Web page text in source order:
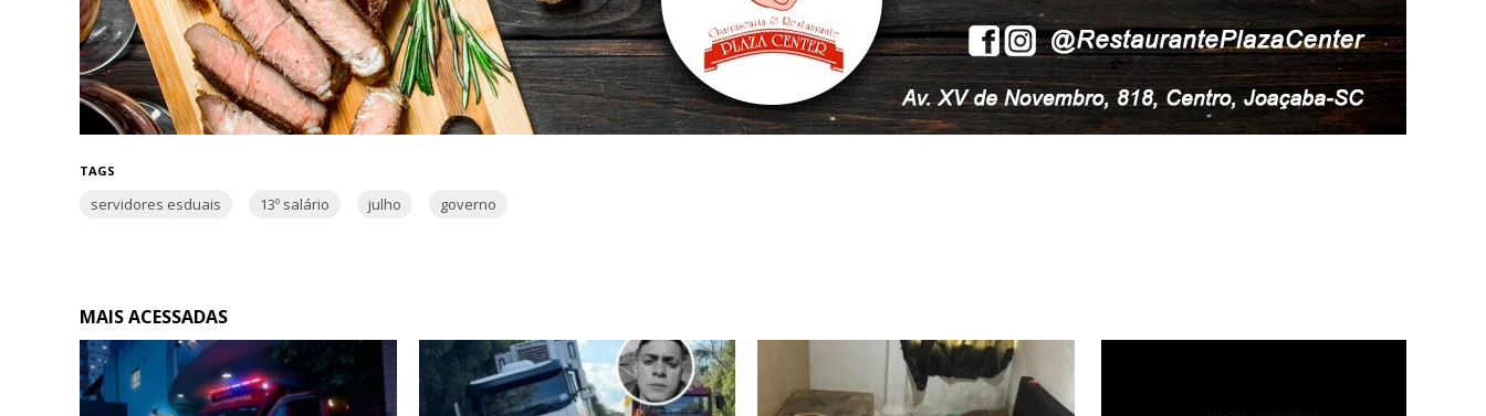
TAGS
servidores esduais 13º salário julho governo
MAIS ACESSADAS